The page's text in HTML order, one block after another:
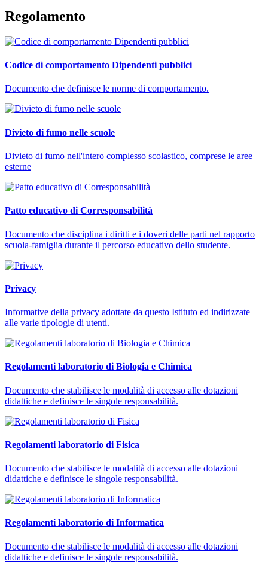
Regolamento
Codice di comportamento Dipendenti pubblici
Documento che definisce le norme di comportamento.
Divieto di fumo nelle scuole
Divieto di fumo nell'intero complesso scolastico, comprese le aree
esterne
Patto educativo di Corresponsabilità
Documento che disciplina i diritti e i doveri delle parti nel rapporto
scuola-famiglia durante il percorso educativo dello studente.
Privacy
Informative della privacy adottate da questo Istituto ed indirizzate
alle varie tipologie di utenti.
Regolamenti laboratorio di Biologia e Chimica
Documento che stabilisce le modalità di accesso alle dotazioni
didattiche e definisce le singole responsabilità.
Regolamenti laboratorio di Fisica
Documento che stabilisce le modalità di accesso alle dotazioni
didattiche e definisce le singole responsabilità.
Regolamenti laboratorio di Informatica
Documento che stabilisce le modalità di accesso alle dotazioni
didattiche e definisce le singole responsabilità.